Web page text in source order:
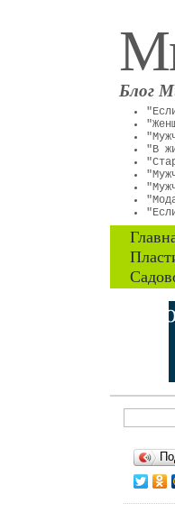
Блог
"В